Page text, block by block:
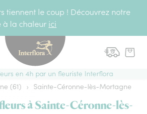
tiennent le coup ! Découvrez notre
à la chaleur ici
en 4h par un fleuriste Interflora
(61) › Sainte-Céronne-lès-Mortagne
à Sainte-Céronne-lès-